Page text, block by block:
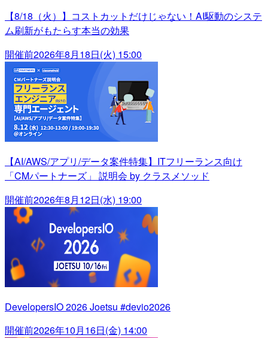
【8/18（火）】コストカットだけじゃない！AI駆動のシステ
ム刷新がもたらす本当の効果
開催前2026年8月18日(火) 15:00
【AI/AWS/アプリ/データ案件特集】ITフリーランス向け
「CMパートナーズ」 説明会 by クラスメソッド
開催前2026年8月12日(水) 19:00
DevelopersIO 2026 Joetsu #devio2026
開催前2026年10月16日(金) 14:00